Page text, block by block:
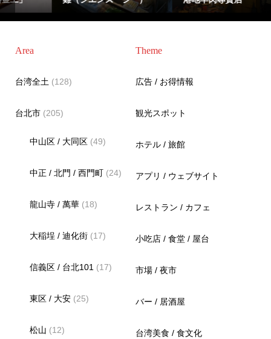
Area
台湾全土 (128)
台北市(205)
中山区 / 大同区 (49)
中正 / 北門 / 西門町 (24)
龍山寺 / 萬華 (18)
大稲埕 / 迪化街 (17)
信義区 / 台北101 (17)
東区 / 大安 (25)
松山 (12)
Theme
広告 / お得情報
観光スポット
ホテル / 旅館
アプリ / ウェブサイト
レストラン / カフェ
小吃店 / 食堂 / 屋台
市場 / 夜市
バー / 居酒屋
台湾美食 / 食文化